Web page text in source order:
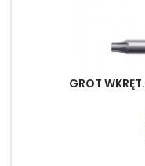
GROT